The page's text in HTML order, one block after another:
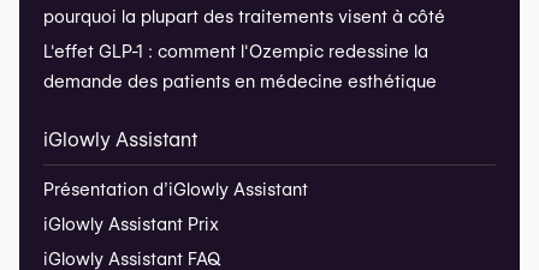
pourquoi la plupart des traitements visent à côté
L'effet GLP-1 : comment l'Ozempic redessine la
demande des patients en médecine esthétique
iGlowly Assistant
Présentation d’iGlowly Assistant
iGlowly Assistant Prix
iGlowly Assistant FAQ